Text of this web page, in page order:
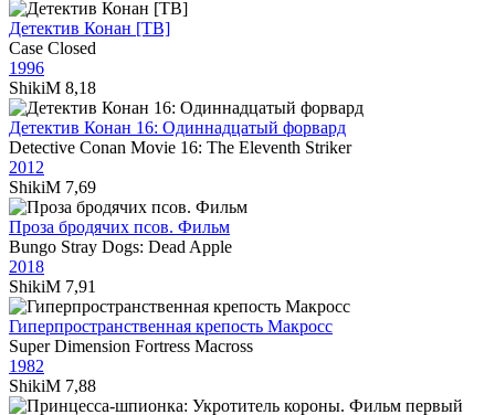
Детектив Конан [ТВ]
Case Closed
1996
ShikiM 8,18
Детектив Конан 16: Одиннадцатый форвард
Detective Conan Movie 16: The Eleventh Striker
2012
ShikiM 7,69
Проза бродячих псов. Фильм
Bungo Stray Dogs: Dead Apple
2018
ShikiM 7,91
Гиперпространственная крепость Макросс
Super Dimension Fortress Macross
1982
ShikiM 7,88